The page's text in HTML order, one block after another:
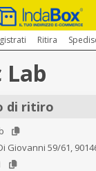
Ritira
Lab
di ritiro
Giovanni 59/61,